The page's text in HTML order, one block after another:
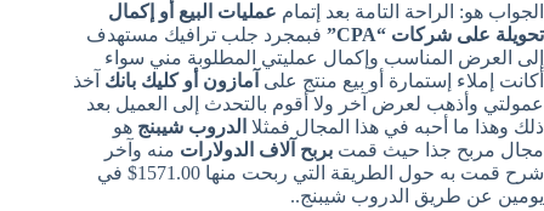
الجواب هو: الراحة التامة بعد إتمام عمليات البيع أو إكمال
تحويلة على شركات “CPA”
فبمجرد جلب ترافيك مستهدف
إلى العرض المناسب وإكمال عمليتي المطلوبة مني سواء
أكانت إملاء إستمارة أو بيع منتج على آمازون أو كليك بانك آخذ
عمولتي وأذهب لعرض آخر ولا أقوم بالتحدث إلى العميل بعد
ذلك وهذا ما أحبه في هذا المجال فمثلا الدروب شيبنج هو
مجال مربح جذا حيث قمت بربح آلاف الدولارات منه وآخر
شرح قمت به حول الطريقة التي ربحت منها 1571.00$ في
يومين عن طريق الدروب شيبنج..